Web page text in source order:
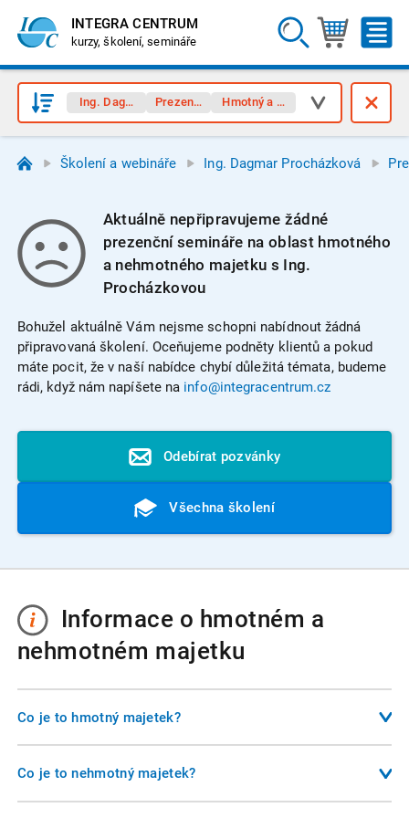
INTEGRA CENTRUM
kurzy, školení, semináře
Ing. Dagmar Procházková
Prezenční seminářeHmotný a nehmotný majetek
Školení a webináře Ing. Dagmar Procházková
Aktuálně nepřipravujeme žádné
prezenční semináře na oblast hmotného
a nehmotného majetku s Ing.
Procházkovou
Bohužel aktuálně Vám nejsme schopni nabídnout žádná
připravovaná školení. Oceňujeme podněty klientů a pokud
máte pocit, že v naší nabídce chybí důležitá témata, budeme
rádi, když nám napíšete na info@integracentrum.cz
Odebírat pozvánky
Všechna školení
Informace o hmotném a
nehmotném majetku
Co je to hmotný majetek?
Hmotný majetek představuje fyzické věci, které podnikatel
používá k výkonu své činnosti. Patří sem například budovy,
Co je to nehmotný majetek?
Nehmotný majetek zahrnuje nehmotné položky, které mají